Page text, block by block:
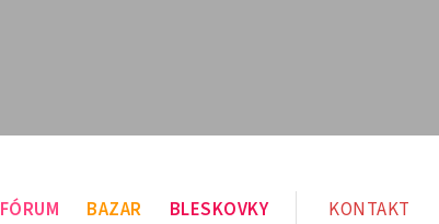
FÓRUM BAZAR BLESKOVKY KONTAKT